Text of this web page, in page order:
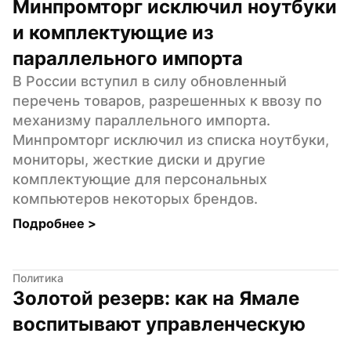
Минпромторг исключил ноутбуки
и комплектующие из
параллельного импорта
В России вступил в силу обновленный
перечень товаров, разрешенных к ввозу по
механизму параллельного импорта.
Минпромторг исключил из списка ноутбуки,
мониторы, жесткие диски и другие
комплектующие для персональных
компьютеров некоторых брендов.
Подробнее >
Политика
Золотой резерв: как на Ямале
воспитывают управленческую